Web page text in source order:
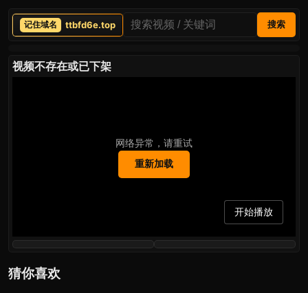
ttbfd6e.top 搜索
视频不存在或已下架
网络异常，请重试
重新加载
开始播放
猜你喜欢